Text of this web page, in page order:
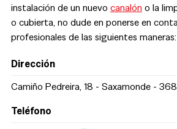
instalación de un nuevo canalón o la
o cubierta, no dude en ponerse en
profesionales de las siguientes maneras:
Dirección
Camiño Pedreira, 18 - Saxamonde -
Teléfono